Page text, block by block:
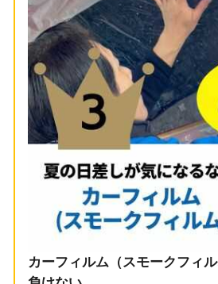
カーフィルム（スモークフィ